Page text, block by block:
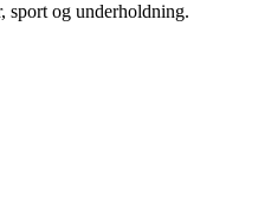
sport og underholdning.